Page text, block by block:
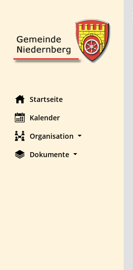
Startseite
Kalender
Organisation
Dokumente